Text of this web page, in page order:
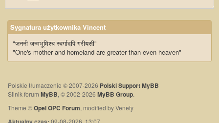
Sygnatura użytkownika Vincent
"जननी जन्मभूमिश्च स्वर्गादपि गरीयसी"
"One's mother and homeland are greater than even heaven"
Polskie tłumaczenie © 2007-2026 Polski Support MyBB
Silnik forum MyBB, © 2002-2026 MyBB Group.
Theme ©Opel OPC Forum, modified by Venety
09-08-2026, 13:07